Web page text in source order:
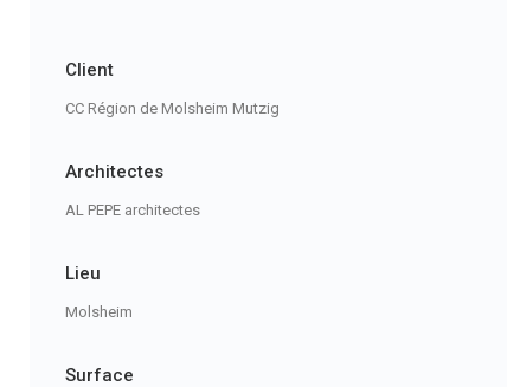
Client
CC Région de Molsheim Mutzig
Architectes
AL PEPE architectes
Lieu
Molsheim
Surface